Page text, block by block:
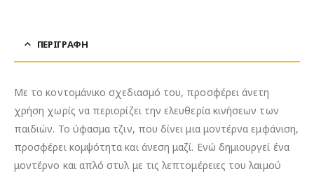
ΠΕΡΙΓΡΑΦΉ
Με το κοντομάνικο σχεδιασμό του, προσφέρει άνετη
χρήση χωρίς να περιορίζει την ελευθερία κινήσεων των
παιδιών. Το ύφασμα τζιν, που δίνει μια μοντέρνα εμφάνιση,
προσφέρει κομψότητα και άνεση μαζί. Ενώ δημιουργεί ένα
μοντέρνο και απλό στυλ με τις λεπτομέρειες του λαιμού